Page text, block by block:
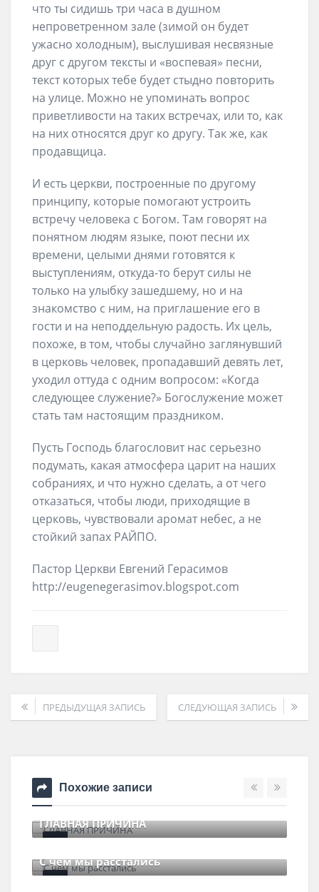
что ты сидишь три часа в душном
непроветренном зале (зимой он будет
ужасно холодным), выслушивая несвязные
друг с другом тексты и «воспевая» песни,
текст которых тебе будет стыдно повторить
на улице. Можно не упоминать вопрос
приветливости на таких встречах, или то, как
на них относятся друг ко другу. Так же, как
продавщица.
И есть церкви, построенные по другому
принципу, которые помогают устроить
встречу человека с Богом. Там говорят на
понятном людям языке, поют песни их
времени, целыми днями готовятся к
выступлениям, откуда-то берут силы не
только на улыбку зашедшему, но и на
знакомство с ним, на приглашение его в
гости и на неподдельную радость. Их цель,
похоже, в том, чтобы случайно заглянувший
в церковь человек, пропадавший девять лет,
уходил оттуда с одним вопросом: «Когда
следующее служение?» Богослужение может
стать там настоящим праздником.
Пусть Господь благословит нас серьезно
подумать, какая атмосфера царит на наших
собраниях, и что нужно сделать, а от чего
отказаться, чтобы люди, приходящие в
церковь, чувствовали аромат небес, а не
стойкий запах РАЙПО.
Пастор Церкви Евгений Герасимов
http://eugenegerasimov.blogspot.com
ПРЕДЫДУЩАЯ ЗАПИСЬ СЛЕДУЮЩАЯ ЗАПИСЬ
Похожие записи
ГЛАВНАЯ ПРИЧИНА
С чем мы расстались